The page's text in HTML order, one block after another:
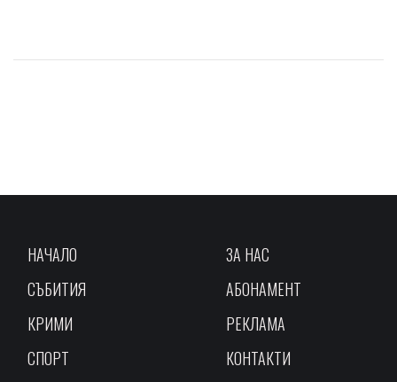
НАЧАЛО
СЪБИТИЯ
КРИМИ
СПОРТ
ЗА НАС
АБОНАМЕНТ
РЕКЛАМА
КОНТАКТИ